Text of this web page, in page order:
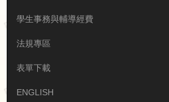
學生事務與輔導經費
法規專區
表單下載
ENGLISH